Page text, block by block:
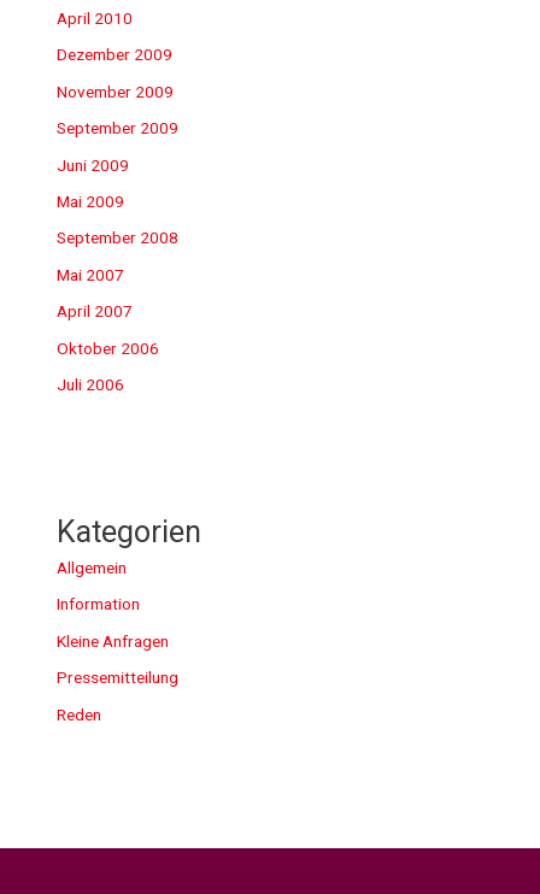
April 2010
Dezember 2009
November 2009
September 2009
Juni 2009
Mai 2009
September 2008
Mai 2007
April 2007
Oktober 2006
Juli 2006
Kategorien
Allgemein
Information
Kleine Anfragen
Pressemitteilung
Reden